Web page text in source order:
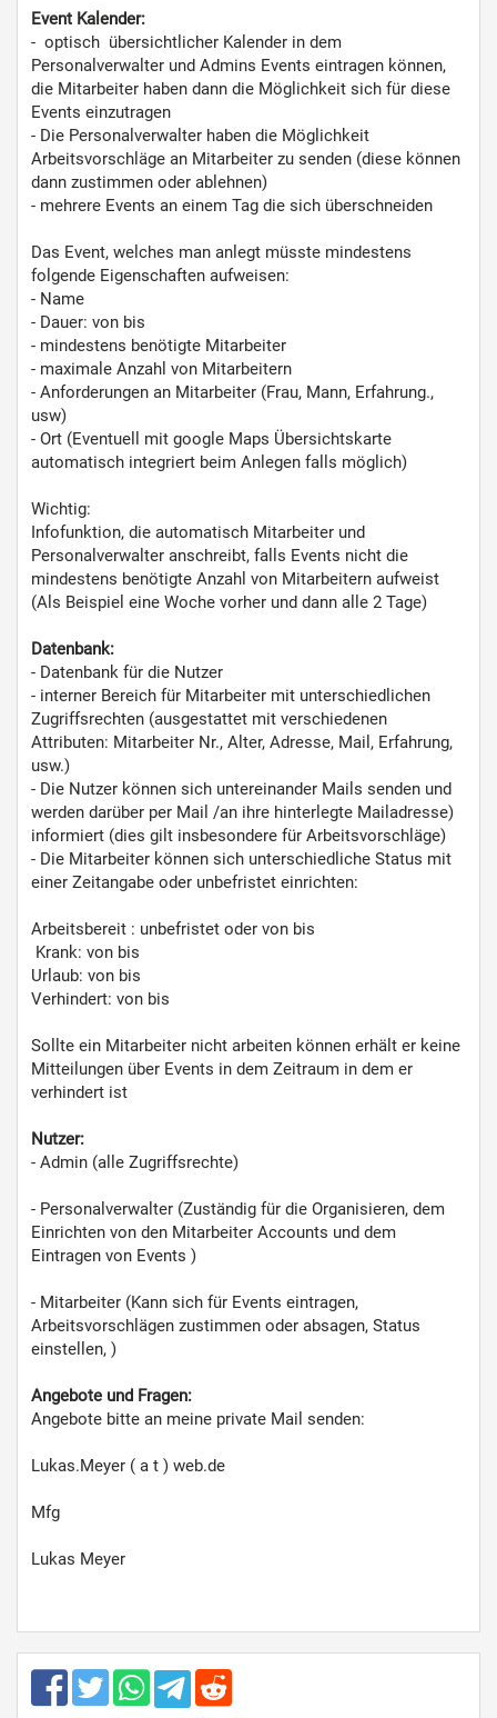
Event Kalender:
- optisch übersichtlicher Kalender in dem
Personalverwalter und Admins Events eintragen können,
die Mitarbeiter haben dann die Möglichkeit sich für diese
Events einzutragen
- Die Personalverwalter haben die Möglichkeit
Arbeitsvorschläge an Mitarbeiter zu senden (diese können
dann zustimmen oder ablehnen)
- mehrere Events an einem Tag die sich überschneiden
Das Event, welches man anlegt müsste mindestens
folgende Eigenschaften aufweisen:
- Name
- Dauer: von bis
- mindestens benötigte Mitarbeiter
- maximale Anzahl von Mitarbeitern
- Anforderungen an Mitarbeiter (Frau, Mann, Erfahrung.,
usw)
- Ort (Eventuell mit google Maps Übersichtskarte
automatisch integriert beim Anlegen falls möglich)
Wichtig:
Infofunktion, die automatisch Mitarbeiter und
Personalverwalter anschreibt, falls Events nicht die
mindestens benötigte Anzahl von Mitarbeitern aufweist
(Als Beispiel eine Woche vorher und dann alle 2 Tage)
Datenbank:
- Datenbank für die Nutzer
- interner Bereich für Mitarbeiter mit unterschiedlichen
Zugriffsrechten (ausgestattet mit verschiedenen
Attributen: Mitarbeiter Nr., Alter, Adresse, Mail, Erfahrung,
usw.)
- Die Nutzer können sich untereinander Mails senden und
werden darüber per Mail /an ihre hinterlegte Mailadresse)
informiert (dies gilt insbesondere für Arbeitsvorschläge)
- Die Mitarbeiter können sich unterschiedliche Status mit
einer Zeitangabe oder unbefristet einrichten:
Arbeitsbereit : unbefristet oder von bis
Krank: von bis
Urlaub: von bis
Verhindert: von bis
Sollte ein Mitarbeiter nicht arbeiten können erhält er keine
Mitteilungen über Events in dem Zeitraum in dem er
verhindert ist
Nutzer:
- Admin (alle Zugriffsrechte)
- Personalverwalter (Zuständig für die Organisieren, dem
Einrichten von den Mitarbeiter Accounts und dem
Eintragen von Events )
- Mitarbeiter (Kann sich für Events eintragen,
Arbeitsvorschlägen zustimmen oder absagen, Status
einstellen, )
Angebote und Fragen:
Angebote bitte an meine private Mail senden:
Lukas.Meyer ( a t ) web.de
Mfg
Lukas Meyer